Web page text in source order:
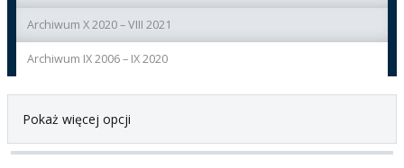
Archiwum X 2020 – VIII 2021
Archiwum IX 2006 – IX 2020
Pokaż więcej opcji